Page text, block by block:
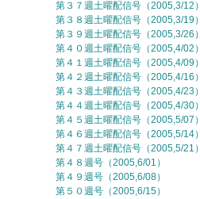
第３７週土曜配信号（2005,3/12）
第３８週土曜配信号（2005,3/19）
第３９週土曜配信号（2005,3/26）
第４０週土曜配信号（2005,4/02）
第４１週土曜配信号（2005,4/09）
第４２週土曜配信号（2005,4/16）
第４３週土曜配信号（2005,4/23）
第４４週土曜配信号（2005,4/30）
第４５週土曜配信号（2005,5/07）
第４６週土曜配信号（2005,5/14）
第４７週土曜配信号（2005,5/21）
第４８週号（2005,6/01）
第４９週号（2005,6/08）
第５０週号（2005,6/15）